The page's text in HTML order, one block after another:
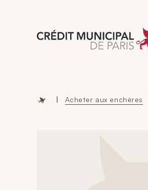
| Acheter aux enchères